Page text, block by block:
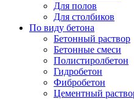
Для полов
Для столбиков
По виду бетона
Бетонный раствор
Бетонные смеси
Полистиролбетон
Гидробетон
Фибробетон
Цементный